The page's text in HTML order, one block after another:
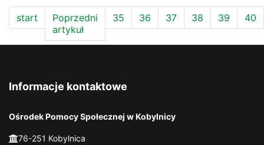
start
Poprzedni
artykuł
35 36 37 38 39 40
Informacje kontaktowe
Ośrodek Pomocy Społecznej w Kobylnicy
76-251 Kobylnica